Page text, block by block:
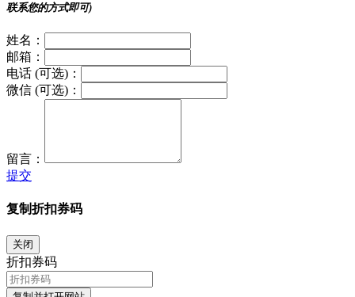
联系您的方式即可)
姓名：
邮箱：
电话 (可选)：
微信 (可选)：
留言：
提交
复制折扣券码
关闭
折扣券码